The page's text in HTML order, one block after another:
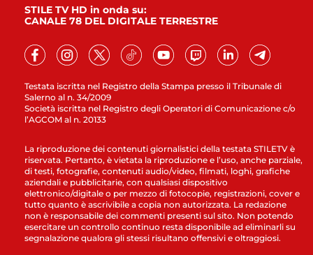
Testata iscritta nel Registro della Stampa presso il Tribunale di
Salerno al n. 34/2009
Società iscritta nel Registro degli Operatori di Comunicazione c/o
l’AGCOM al n. 20133
STILE TV HD in onda su:
CANALE 78 DEL DIGITALE TERRESTRE
La riproduzione dei contenuti giornalistici della testata STILETV è
riservata. Pertanto, è vietata la riproduzione e l’uso, anche parziale,
di testi, fotografie, contenuti audio/video, filmati, loghi, grafiche
aziendali e pubblicitarie, con qualsiasi dispositivo
elettronico/digitale o per mezzo di fotocopie, registrazioni, cover e
tutto quanto è ascrivibile a copia non autorizzata. La redazione
non è responsabile dei commenti presenti sul sito. Non potendo
esercitare un controllo continuo resta disponibile ad eliminarli su
segnalazione qualora gli stessi risultano offensivi e oltraggiosi.